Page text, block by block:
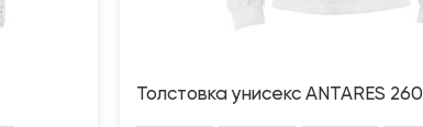
Толстовка унисекс ANTARES 260